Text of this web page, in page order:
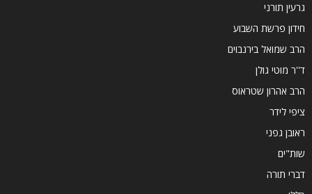
גרעין תורני
חידון פרשת השבוע
הרב שמואל בירנבוים
ד''ר מוטי גולן
הרב אהרון שטראוס
ציפי לידר
ראובן גפני
שות"ים
דברי תורה